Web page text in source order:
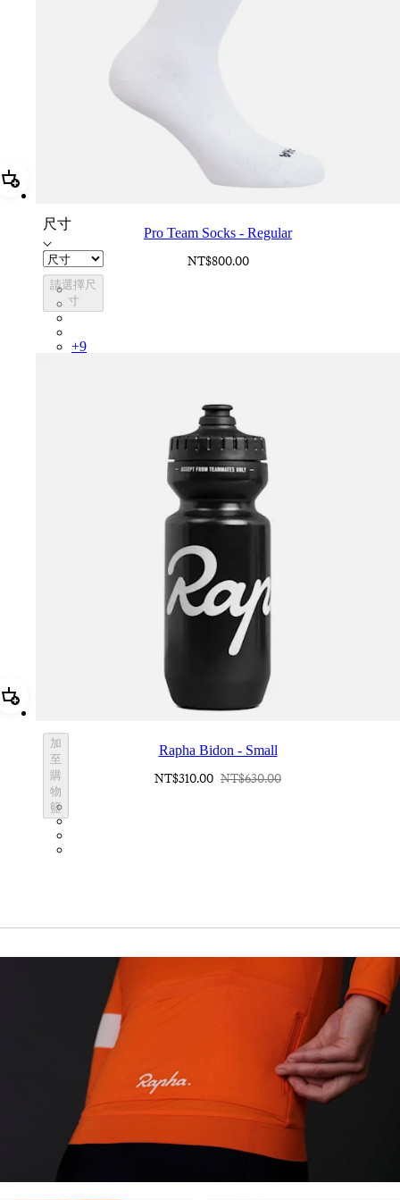
加進購物籃 Pro Team Socks - Regular
尺寸
請選擇尺
寸
Pro Team Socks - Regular
NT$800.00
PSK08XXWHB
PSK08XXBLW
PSK08XXAIW
+9
加進購物籃 Rapha Bidon - Small
加
至
購
物
籃
Rapha Bidon - Small
NT$310.00 NT$630.00